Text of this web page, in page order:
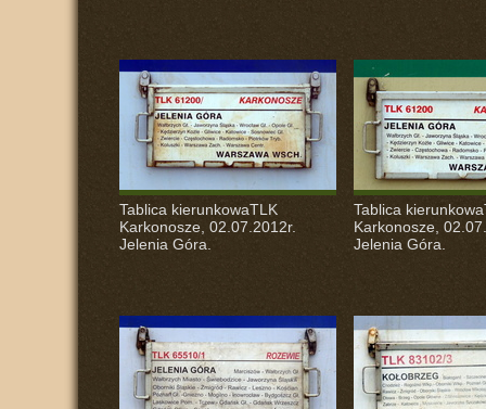
Tablica kierunkowaTLK
Karkonosze, 02.07.2012r.
Jelenia Góra.
Tablica
Karkonosze,
Jelenia Góra.